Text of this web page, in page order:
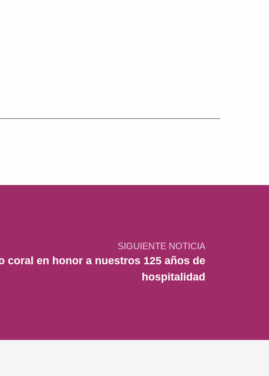
SIGUIENTE NOTICIA
coral en honor a nuestros 125 años de
hospitalidad